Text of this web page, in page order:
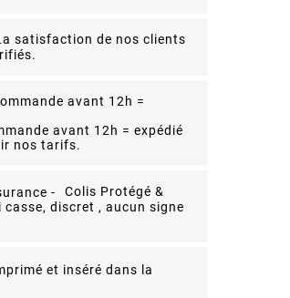
satisfaction de nos clients
avant 12h = expédié
nos tarifs.
Colis Protégé &
casse, discret , aucun signe
et inséré dans la